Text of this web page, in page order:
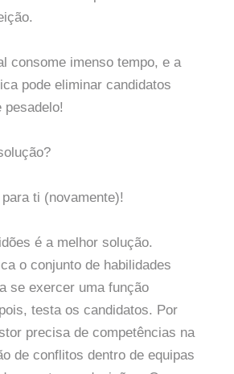
consome imenso tempo, e a
pode eliminar candidatos
ti (novamente)!
é a melhor solução.
o conjunto de habilidades
se exercer uma função
testa os candidatos. Por
precisa de competências na
de conflitos dentro de equipas